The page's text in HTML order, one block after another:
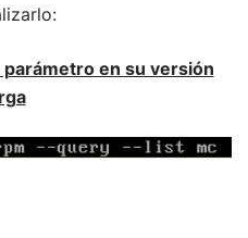
en su versión